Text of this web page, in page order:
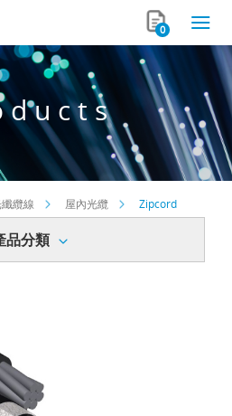
0
纜線 屋內光纜 Zipcord
品分類